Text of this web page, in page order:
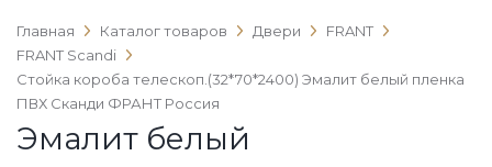
Главная Каталог товаров Двери
FRANT
FRANT Scandi
Стойка короба телескоп.(32*70*2400) Эмалит белый пленка
ПВХ Сканди ФРАНТ Россия
Эмалит белый